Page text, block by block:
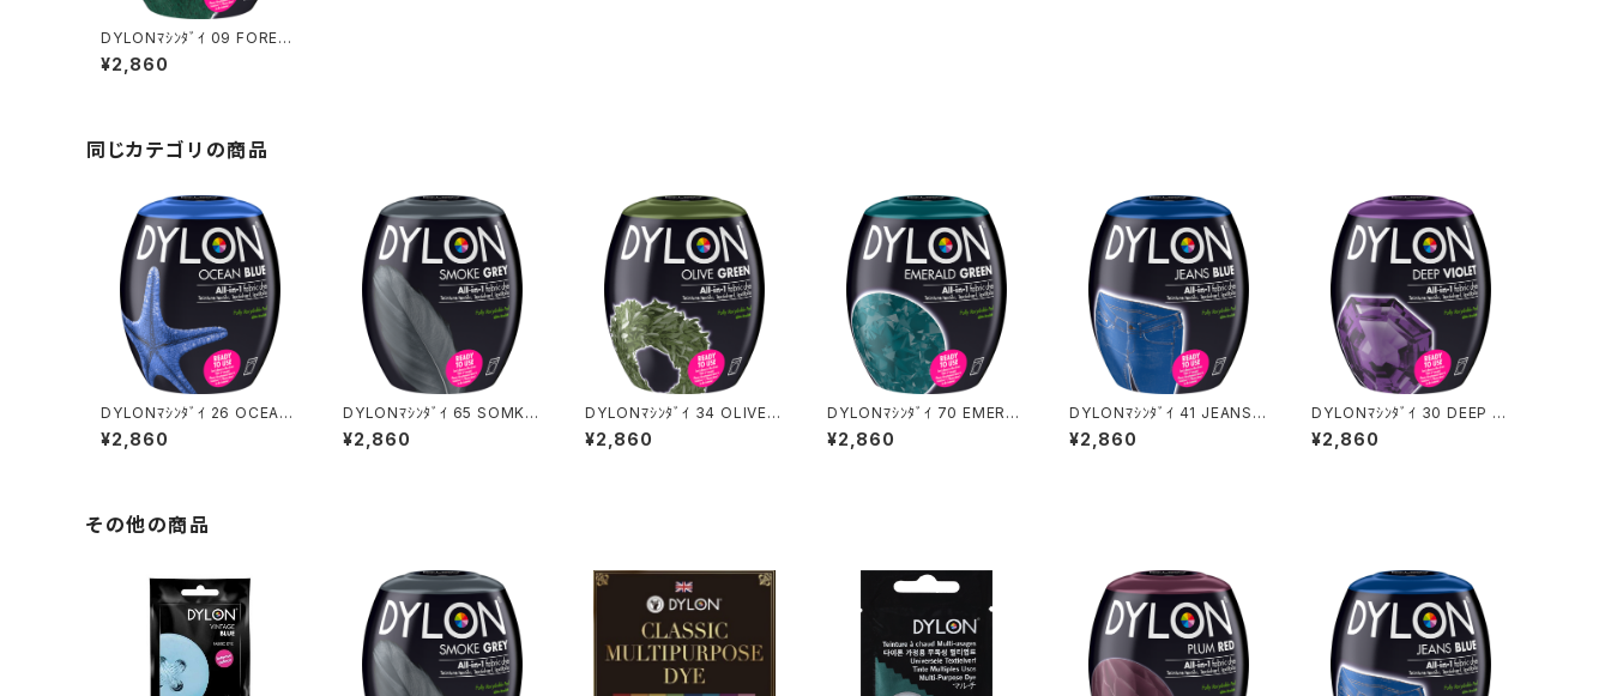
DYLONﾏｼﾝﾀﾞｲ 09 FORES
T GREEN
¥2,860
同じカテゴリの商品
DYLONﾏｼﾝﾀﾞｲ 26 OCEAN
BLUE
¥2,860
DYLONﾏｼﾝﾀﾞｲ 65 SOMKE
GREY
¥2,860
DYLONﾏｼﾝﾀﾞｲ 34 OLIVE G
REEN
¥2,860
DYLONﾏｼﾝﾀﾞｲ 70 EMERAL
D GREEN
¥2,860
DYLONﾏｼﾝﾀﾞｲ 41 JEANS B
LUE
¥2,860
DYLONﾏｼﾝﾀﾞｲ 30 DEEP VI
OLET
¥2,860
その他の商品